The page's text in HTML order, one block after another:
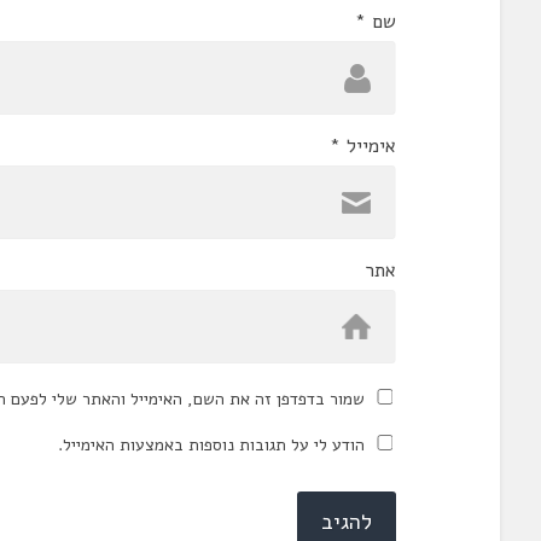
שם *
אימייל *
אתר
שמור בדפדפן זה את השם, האימייל והאתר שלי לפעם
הודע לי על תגובות נוספות באמצעות האימייל.